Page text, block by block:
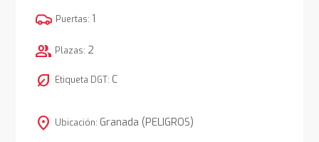
Puertas: 1
group Plazas: 2
nest_eco_leaf Etiqueta DGT: C
location_on Ubicación: Granada (PELIGROS)